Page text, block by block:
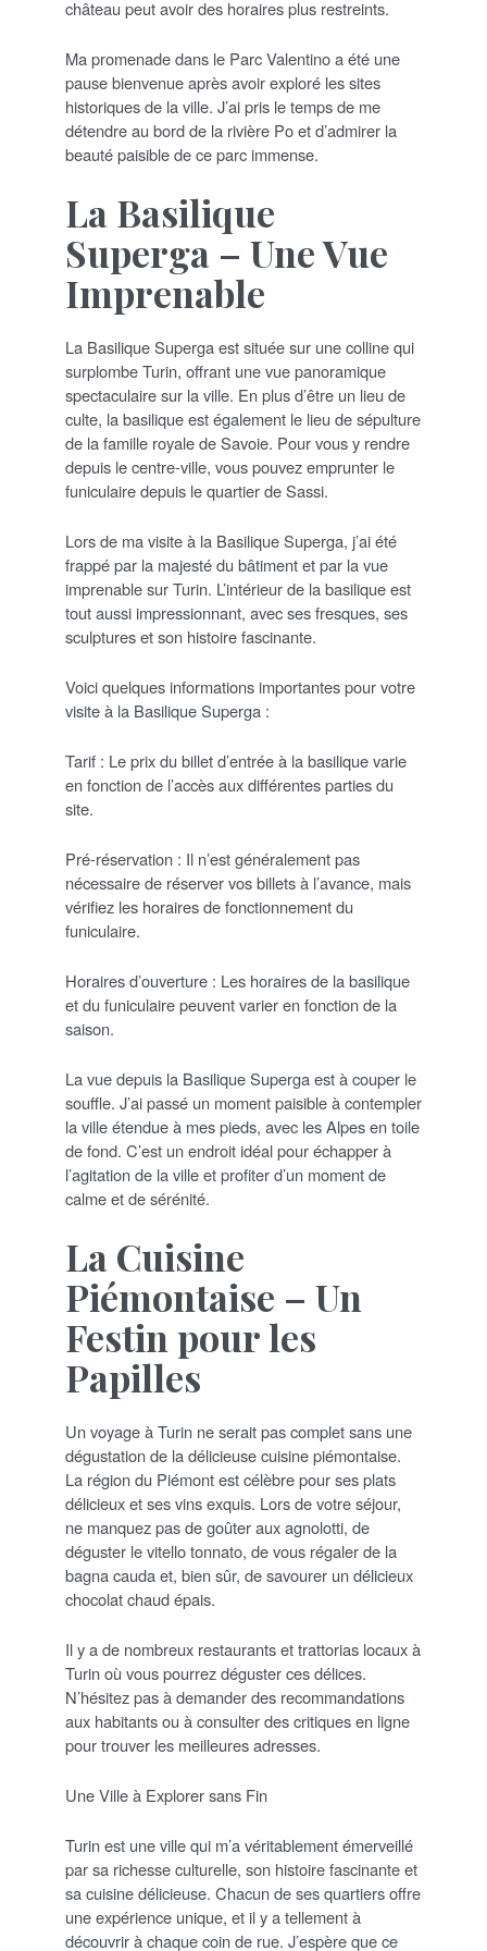
château peut avoir des horaires plus restreints.
Ma promenade dans le Parc Valentino a été une
pause bienvenue après avoir exploré les sites
historiques de la ville. J’ai pris le temps de me
détendre au bord de la rivière Po et d’admirer la
beauté paisible de ce parc immense.
La Basilique
Superga – Une Vue
Imprenable
La Basilique Superga est située sur une colline qui
surplombe Turin, offrant une vue panoramique
spectaculaire sur la ville. En plus d’être un lieu de
culte, la basilique est également le lieu de sépulture
de la famille royale de Savoie. Pour vous y rendre
depuis le centre-ville, vous pouvez emprunter le
funiculaire depuis le quartier de Sassi.
Lors de ma visite à la Basilique Superga, j’ai été
frappé par la majesté du bâtiment et par la vue
imprenable sur Turin. L’intérieur de la basilique est
tout aussi impressionnant, avec ses fresques, ses
sculptures et son histoire fascinante.
Voici quelques informations importantes pour votre
visite à la Basilique Superga :
Tarif : Le prix du billet d’entrée à la basilique varie
en fonction de l’accès aux différentes parties du
site.
Pré-réservation : Il n’est généralement pas
nécessaire de réserver vos billets à l’avance, mais
vérifiez les horaires de fonctionnement du
funiculaire.
Horaires d’ouverture : Les horaires de la basilique
et du funiculaire peuvent varier en fonction de la
saison.
La vue depuis la Basilique Superga est à couper le
souffle. J’ai passé un moment paisible à contempler
la ville étendue à mes pieds, avec les Alpes en toile
de fond. C’est un endroit idéal pour échapper à
l’agitation de la ville et profiter d’un moment de
calme et de sérénité.
La Cuisine
Piémontaise – Un
Festin pour les
Papilles
Un voyage à Turin ne serait pas complet sans une
dégustation de la délicieuse cuisine piémontaise.
La région du Piémont est célèbre pour ses plats
délicieux et ses vins exquis. Lors de votre séjour,
ne manquez pas de goûter aux agnolotti, de
déguster le vitello tonnato, de vous régaler de la
bagna cauda et, bien sûr, de savourer un délicieux
chocolat chaud épais.
Il y a de nombreux restaurants et trattorias locaux à
Turin où vous pourrez déguster ces délices.
N’hésitez pas à demander des recommandations
aux habitants ou à consulter des critiques en ligne
pour trouver les meilleures adresses.
Une Ville à Explorer sans Fin
Turin est une ville qui m’a véritablement émerveillé
par sa richesse culturelle, son histoire fascinante et
sa cuisine délicieuse. Chacun de ses quartiers offre
une expérience unique, et il y a tellement à
découvrir à chaque coin de rue. J’espère que ce